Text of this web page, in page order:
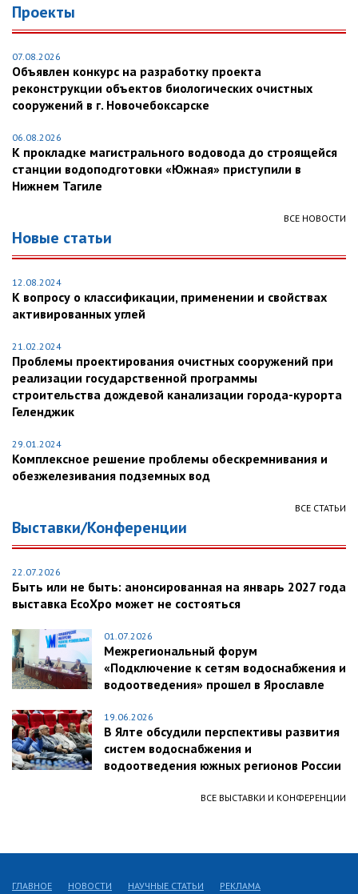
Проекты
07.08.2026
Объявлен конкурс на разработку проекта
реконструкции объектов биологических очистных
сооружений в г. Новочебоксарске
06.08.2026
К прокладке магистрального водовода до строящейся
станции водоподготовки «Южная» приступили в
Нижнем Тагиле
ВСЕ НОВОСТИ
Новые статьи
12.08.2024
К вопросу о классификации, применении и свойствах
активированных углей
21.02.2024
Проблемы проектирования очистных сооружений при
реализации государственной программы
строительства дождевой канализации города-курорта
Геленджик
29.01.2024
Комплексное решение проблемы обескремнивания и
обезжелезивания подземных вод
ВСЕ СТАТЬИ
Выставки/Конференции
22.07.2026
Быть или не быть: анонсированная на январь 2027 года
выставка EcoXpo может не состояться
01.07.2026
Межрегиональный форум
«Подключение к сетям водоснабжения и
водоотведения» прошел в Ярославле
19.06.2026
В Ялте обсудили перспективы развития
систем водоснабжения и
водоотведения южных регионов России
ВСЕ ВЫСТАВКИ И КОНФЕРЕНЦИИ
ГЛАВНОЕ НОВОСТИ НАУЧНЫЕ СТАТЬИ РЕКЛАМА